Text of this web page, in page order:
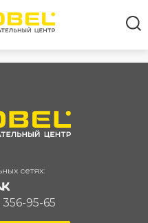
сетях:
356-95-65